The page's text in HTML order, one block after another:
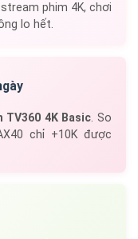
stream phim 4K, chơi
lo hết.
TV360 4K Basic . So
chỉ +10K được